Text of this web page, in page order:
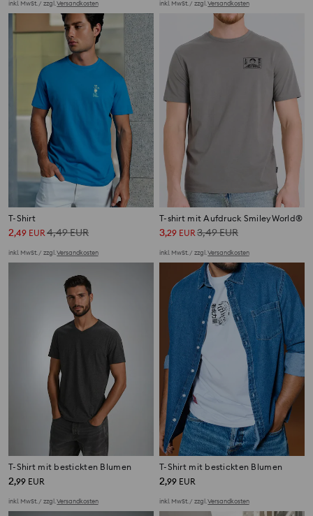
inkl. MwSt. / zzgl.Versandkosten inkl. MwSt. / zzgl.Versandkosten
T-Shirt
2,49 EUR 4,49EUR
inkl. MwSt. / zzgl.Versandkosten
T-shirt mit Aufdruck SmileyWorld®
3,29 EUR 3,49EUR
inkl. MwSt. / zzgl.Versandkosten
T-Shirt mit bestickten Blumen
2,99 EUR
inkl. MwSt. / zzgl.Versandkosten
T-Shirt mit bestickten Blumen
2,99 EUR
inkl. MwSt. / zzgl.Versandkosten